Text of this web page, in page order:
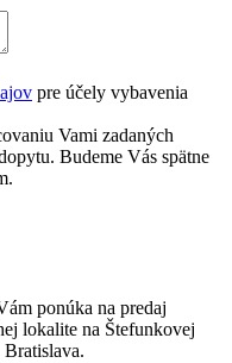
pre účely vybavenia
Vami zadaných
Budeme Vás spätne
ponúka na predaj
lokalite na Štefunkovej